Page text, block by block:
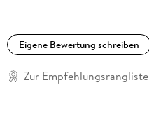
Eigene Bewertung schreiben
Zur Empfehlungsrangliste